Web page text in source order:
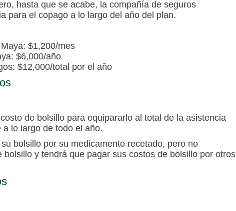
hasta que se acabe, la compañía de seguros
para el copago a lo largo del año del plan.
$1,200/mes
$6,000/año
$12,000/total por el año
de bolsillo para equipararlo al total de la asistencia
lo largo de todo el año.
bolsillo por su medicamento recetado, pero no
y tendrá que pagar sus costos de bolsillo por otros